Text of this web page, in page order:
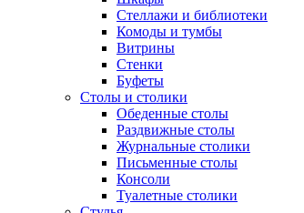
Стеллажи и библиотеки
Комоды и тумбы
Витрины
Стенки
Буфеты
Столы и столики
Обеденные столы
Раздвижные столы
Журнальные столики
Письменные столы
Консоли
Туалетные столики